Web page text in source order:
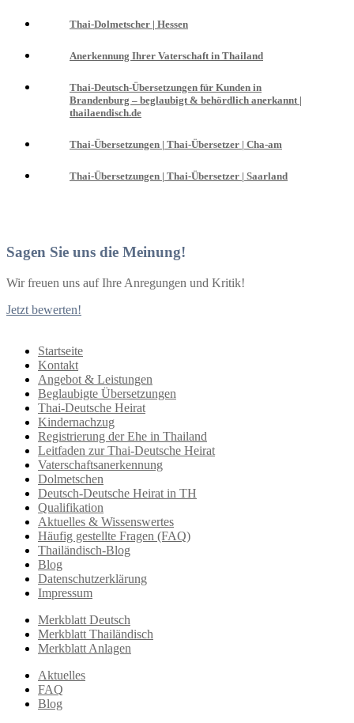
Thai-Dolmetscher | Hessen
Anerkennung Ihrer Vaterschaft in Thailand
Thai-Deutsch-Übersetzungen für Kunden in
Brandenburg – beglaubigt & behördlich anerkannt |
thailaendisch.de
Thai-Übersetzungen | Thai-Übersetzer | Cha-am
Thai-Übersetzungen | Thai-Übersetzer | Saarland
Sagen Sie uns die Meinung!
Wir freuen uns auf Ihre Anregungen und Kritik!
Jetzt bewerten!
Startseite
Kontakt
Angebot & Leistungen
Beglaubigte Übersetzungen
Thai-Deutsche Heirat
Kindernachzug
Registrierung der Ehe in Thailand
Leitfaden zur Thai-Deutsche Heirat
Vaterschaftsanerkennung
Dolmetschen
Deutsch-Deutsche Heirat in TH
Qualifikation
Aktuelles & Wissenswertes
Häufig gestellte Fragen (FAQ)
Thailändisch-Blog
Blog
Datenschutzerklärung
Impressum
Merkblatt Deutsch
Merkblatt Thailändisch
Merkblatt Anlagen
Aktuelles
FAQ
Blog